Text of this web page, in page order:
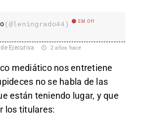
(@leningrado44) EM Off
Ejecutiva 2 años hace
mediático nos entretiene
no se habla de las
están teniendo lugar, y que
los titulares: